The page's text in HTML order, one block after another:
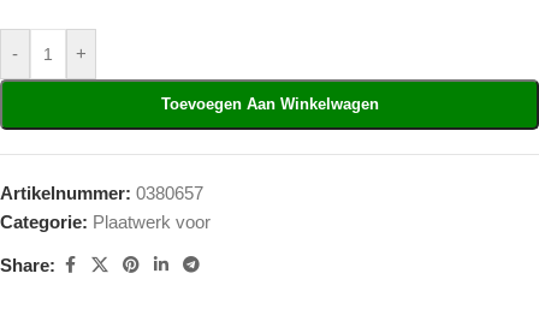
- +
Toevoegen Aan Winkelwagen
Artikelnummer: 0380657
Categorie: Plaatwerk voor
Share: